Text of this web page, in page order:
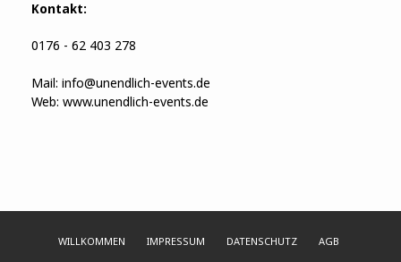
Kontakt:
0176 - 62 403 278
Mail: info@unendlich-events.de
Web: www.unendlich-events.de
WILLKOMMEN IMPRESSUM DATENSCHUTZ AGB